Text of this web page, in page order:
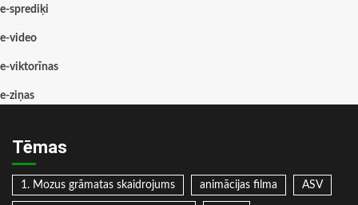
e-sprediķi
e-video
e-viktorīnas
e-ziņas
Tēmas
1. Mozus grāmatas skaidrojums animācijas filma ASV